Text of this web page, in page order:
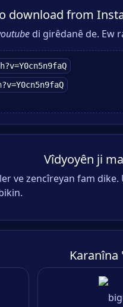
download from
di girêdanê de. Ew
Vîdyoyên ji
ve zencîreyan fam
Karanîna